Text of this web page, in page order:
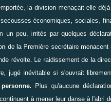
la division menaçait-elle
économiques, sociales,
peu, irrités par quelques
de la Première secrétaire
révolte. Le raidissement de la
jugé inévitable si s'ouvrait
Plus qu'aucune
à mener leur danse à l'abri